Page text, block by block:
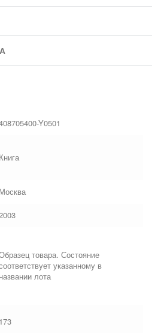
Y0501
Книга
Москва
товара. Состояние
указанному в
названии лота
173